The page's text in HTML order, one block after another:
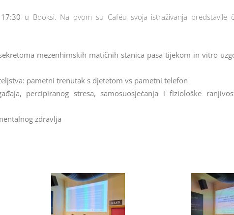
u Booksi. Na ovom su Caféu svoja istraživanja predstavile
mezenhimskih matičnih stanica pasa tijekom in vitro
pametni trenutak s djetetom vs pametni telefon
percipiranog stresa, samosuosjećanja i fiziološke
zdravlja